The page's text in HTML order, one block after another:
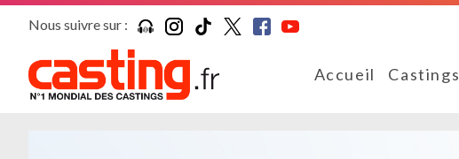
Nous suivre sur :
Accueil Castings